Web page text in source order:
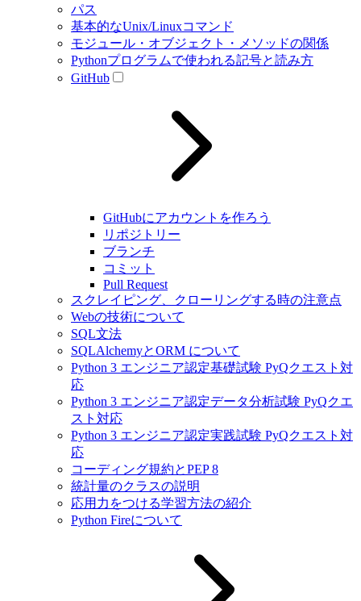
パス
基本的なUnix/Linuxコマンド
モジュール・オブジェクト・メソッドの関係
Pythonプログラムで使われる記号と読み方
GitHub
GitHubにアカウントを作ろう
リポジトリー
ブランチ
コミット
Pull Request
スクレイピング、クローリングする時の注意点
Webの技術について
SQL文法
SQLAlchemyとORM について
Python 3 エンジニア認定基礎試験 PyQクエスト対
応
Python 3 エンジニア認定データ分析試験 PyQクエ
スト対応
Python 3 エンジニア認定実践試験 PyQクエスト対
応
コーディング規約とPEP 8
統計量のクラスの説明
応用力をつける学習方法の紹介
Python Fireについて